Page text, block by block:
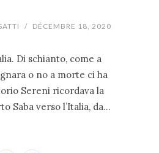
/ DÉCEMBRE 18, 2020
Di schianto, come a
o no a morte ci ha
Sereni ricordava la
Saba verso l’Italia, da…